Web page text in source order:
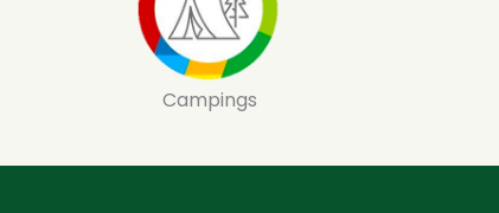
Campings